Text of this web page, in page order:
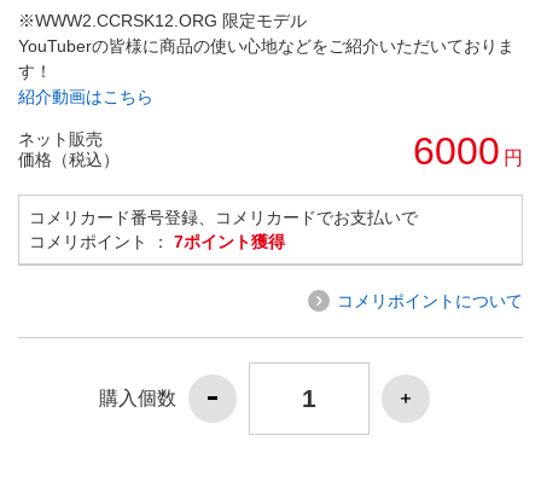
※WWW2.CCRSK12.ORG 限定モデル
YouTuberの皆様に商品の使い心地などをご紹介いただいておりま
す！
紹介動画はこちら
ネット販売
価格（税込）
6000 円
コメリカード番号登録、コメリカードでお支払いで
コメリポイント ： 7ポイント獲得
コメリポイントについて
購入個数